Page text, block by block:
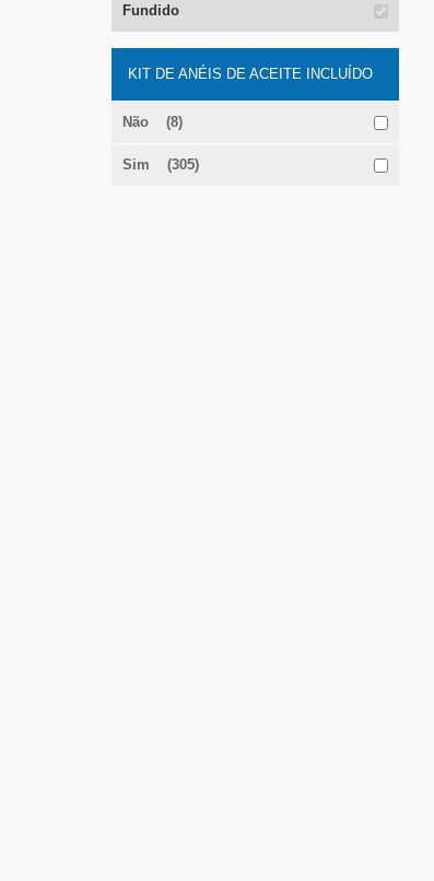
Fundido
KIT DE ANÉIS DE ACEITE INCLUÍDO
Não (8)
Sim (305)